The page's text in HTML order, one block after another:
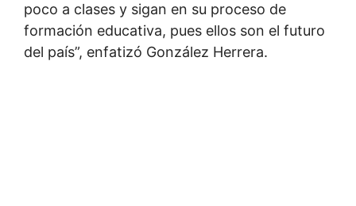
poco a clases y sigan en su proceso de
formación educativa, pues ellos son el futuro
del país”, enfatizó González Herrera.